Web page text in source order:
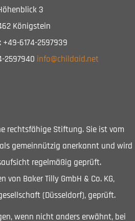
3
Königstein
+49-6174-2597939
2597940 info@childaid.net
rechtsfähige Stiftung. Sie ist vom
gemeinnützig anerkannt und wird
regelmäßig geprüft.
von Baker Tilly GmbH & Co. KG,
(Düsseldorf), geprüft.
wenn nicht anders erwähnt, bei